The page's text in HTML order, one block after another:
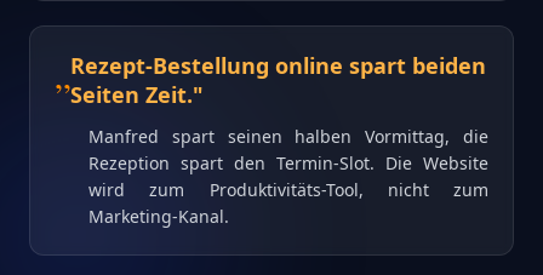
„Rezept-Bestellung online spart beiden
Seiten Zeit."
Manfred spart seinen halben Vormittag, die
Rezeption spart den Termin-Slot. Die Website
wird zum Produktivitäts-Tool, nicht zum
Marketing-Kanal.